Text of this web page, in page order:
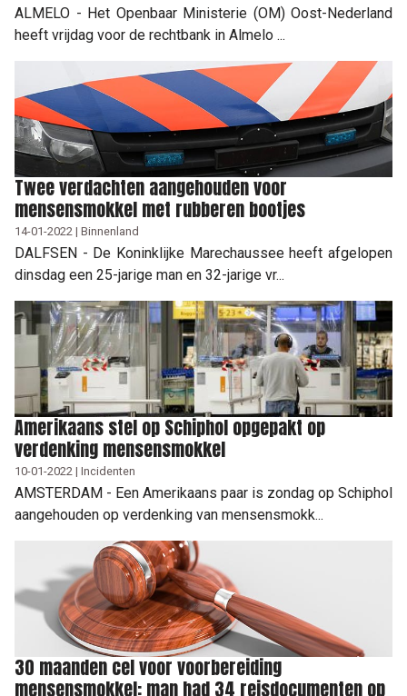
ALMELO - Het Openbaar Ministerie (OM) Oost-Nederland
heeft vrijdag voor de rechtbank in Almelo ...
Twee verdachten aangehouden voor
mensensmokkel met rubberen bootjes
14-01-2022 | Binnenland
DALFSEN - De Koninklijke Marechaussee heeft afgelopen
dinsdag een 25-jarige man en 32-jarige vr...
Amerikaans stel op Schiphol opgepakt op
verdenking mensensmokkel
10-01-2022 | Incidenten
AMSTERDAM - Een Amerikaans paar is zondag op Schiphol
aangehouden op verdenking van mensensmokk...
30 maanden cel voor voorbereiding
mensensmokkel: man had 34 reisdocumenten op